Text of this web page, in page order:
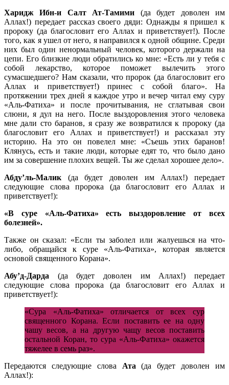
Харидж Ибн-и Салт Ат-Тамими (да будет доволен им
Аллах!) передает рассказ своего дяди: Однажды я пришел к
пророку (да благословит его Аллах и приветствует!). После
того, как я ушел от него, я направился к одной общине. Среди
них был один ненормальный человек, которого держали на
цепи. Его близкие люди обратились ко мне: «Есть ли у тебя с
собой лекарство, которое поможет вылечить этого
сумасшедшего? Нам сказали, что пророк (да благословит его
Аллах и приветствует!) принес с собой благо». На
протяжении трех дней я каждое утро и вечер читал ему суру
«Аль-Фатиха» и после прочитывания, не сглатывая свои
слюни, я дул на него. После выздоровления этого человека
мне дали сто баранов, я сразу же возвратился к пророку (да
благословит его Аллах и приветствует!) и рассказал эту
историю. На это он повелел мне: «Съешь этих баранов!
Клянусь, есть и такие люди, которые едят то, что было дано
им за совершение плохих вещей. Ты же сделал хорошее дело».
Абду’ль-Малик (да будет доволен им Аллах!) передает
следующие слова пророка (да благословит его Аллах и
приветствует!):
«В суре «Аль-Фатиха» есть выздоровление от всех
болезней».
Также он сказал: «Если ты заболел или жалуешься на что-
либо, обращайся к суре «Аль-Фатиха», которая является
основой священного Корана».
Абу’д-Дарда (да будет доволен им Аллах!) передает
следующие слова пророка (да благословит его Аллах и
приветствует!):
«Сура «Аль-Фатиха» отличается от всех сур
священного Корана. Если поставить ее на одну
чашу весов, а на другую чащу весов поставить
остальной Коран, то сура «Аль-Фатиха» окажется
тяжелее в семь раз».
Передаются следующие слова Ата (да будет доволен им
Аллах!):